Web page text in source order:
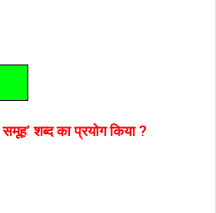
समूह’ शब्द का प्रयोग किया ?